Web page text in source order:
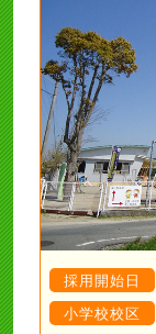
採用開始日
小学校校区